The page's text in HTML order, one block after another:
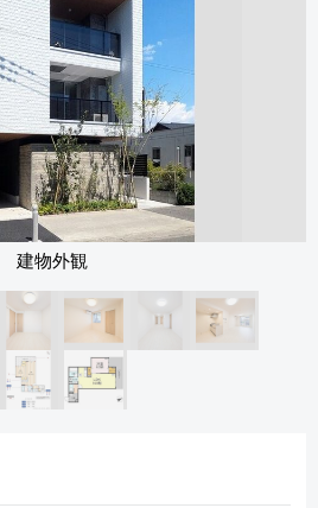
建物外観